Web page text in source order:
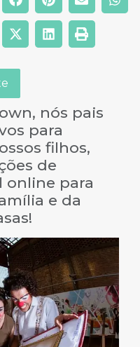
nós pais
para
filhos,
de
online para
e da